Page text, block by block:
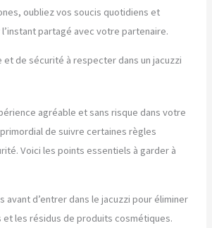
oubliez vos soucis quotidiens et
partagé avec votre partenaire.
et de sécurité à respecter dans un jacuzzi
agréable et sans risque dans votre
de suivre certaines règles
Voici les points essentiels à garder à
avant d’entrer dans le jacuzzi pour éliminer
et les résidus de produits cosmétiques.